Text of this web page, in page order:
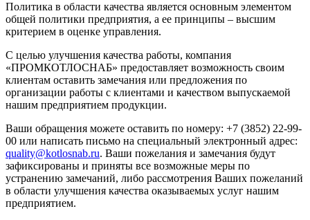
Политика в области качества является основным элементом
общей политики предприятия, а ее принципы – высшим
критерием в оценке управления.
С целью улучшения качества работы, компания
«ПРОМКОТЛОСНАБ» предоставляет возможность своим
клиентам оставить замечания или предложения по
организации работы с клиентами и качеством выпускаемой
нашим предприятием продукции.
Ваши обращения можете оставить по номеру: +7 (3852) 22-99-
00 или написать письмо на специальный электронный адрес:
quality@kotlosnab.ru. Ваши пожелания и замечания будут
зафиксированы и приняты все возможные меры по
устранению замечаний, либо рассмотрения Ваших пожеланий
в области улучшения качества оказываемых услуг нашим
предприятием.